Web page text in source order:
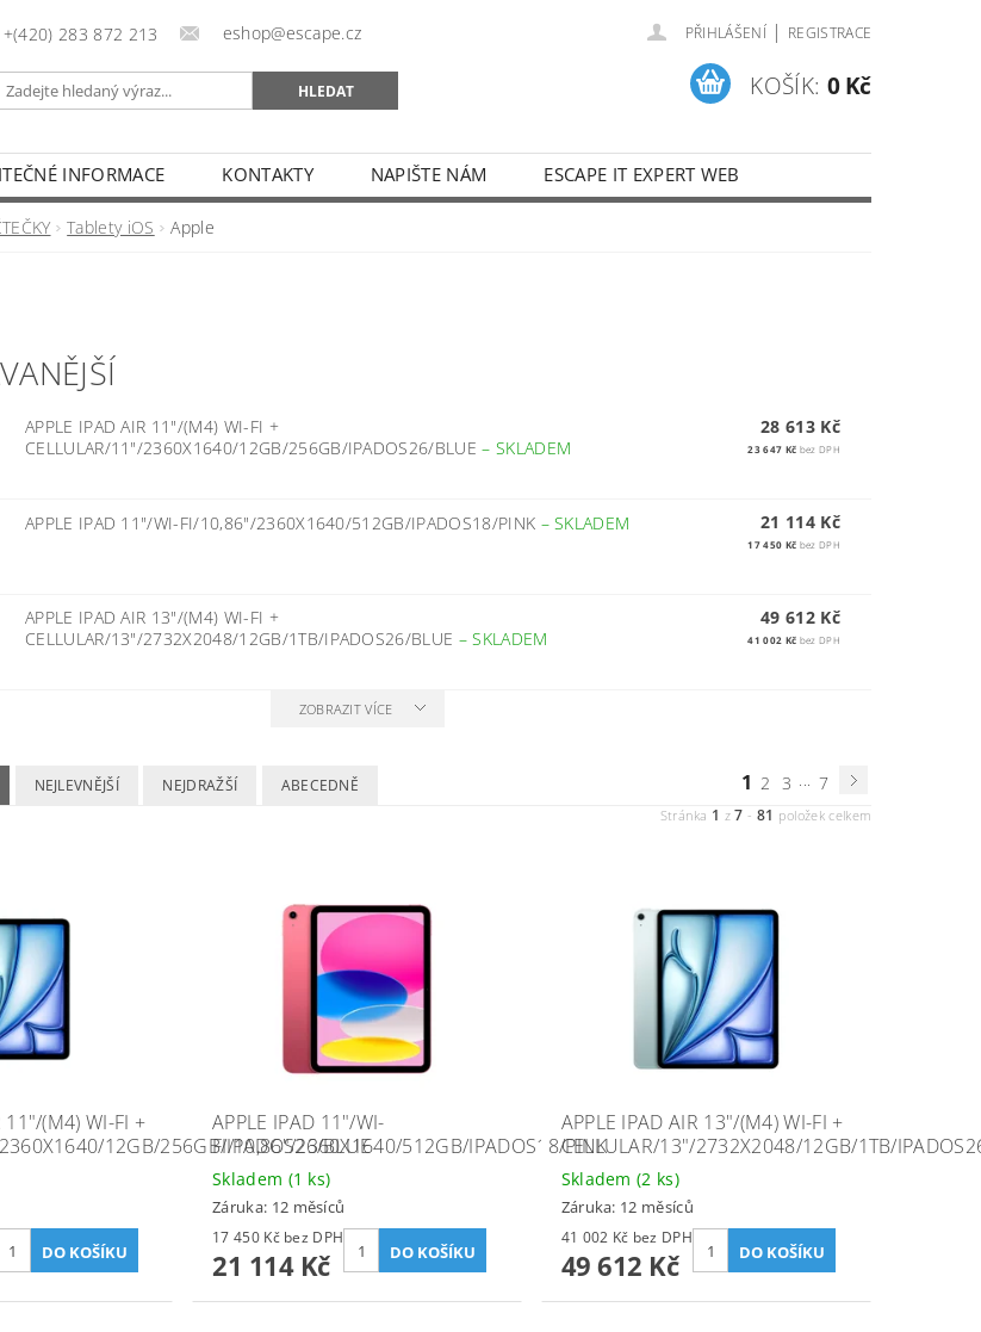
+(420) 283 872 213 eshop@escape.cz PŘIHLÁŠENÍ | REGISTRACE
KOŠÍK: 0 Kč
INFORMACE KONTAKTY NAPIŠTE NÁM ESCAPE IT EXPERT WEB
Tablety iOS Apple
APPLE IPAD AIR 11"/(M4) WI-FI +
CELLULAR/11"/2360X1640/12GB/256GB/IPADOS26/BLUE– SKLADEM
28 613 Kč
23 647 Kč bez DPH
APPLE IPAD 11"/WI-FI/10,86"/2360X1640/512GB/IPADOS18/PINK –SKLADEM 21 114 Kč
17 450 Kč bez DPH
APPLE IPAD AIR 13"/(M4) WI-FI +
CELLULAR/13"/2732X2048/12GB/1TB/IPADOS26/BLUE –SKLADEM
49 612 Kč
41 002 Kč bez DPH
ZOBRAZIT VÍCE
NEJLEVNĚJŠÍ NEJDRAŽŠÍ ABECEDNĚ 1 2 3 ... 7
Stránka 1 z7 - 81 položek celkem
11"/(M4) WI-FI +
12GB/256GB/IPADOS26/BLUE
APPLE IPAD 11"/WI-
FI/10,86"/2360X1640/512GB/IPADOS18/PINK
Skladem (1 ks)
Záruka: 12 měsíců
17 450 Kč bez DPH
21 114 Kč
APPLE IPAD AIR 13"/(M4) WI-FI +
CELLULAR/13"/2732X2048/12GB/1TB/
Skladem(2 ks)
Záruka: 12 měsíců
41 002 Kč bez DPH
49 612 Kč